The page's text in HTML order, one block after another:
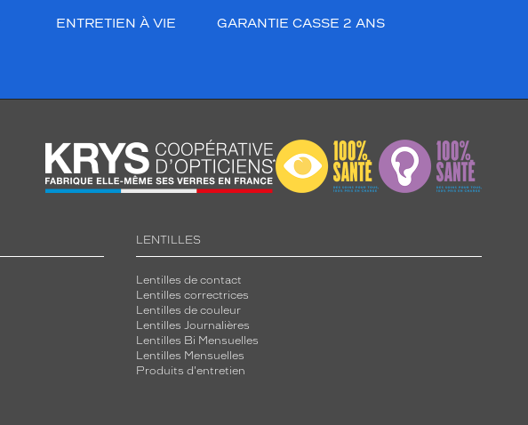
ENTRETIEN À VIE GARANTIE CASSE 2 ANS
LENTILLES
Lentilles de contact
Lentilles correctrices
Lentilles de couleur
Lentilles Journalières
Lentilles Bi Mensuelles
Lentilles Mensuelles
Produits d'entretien